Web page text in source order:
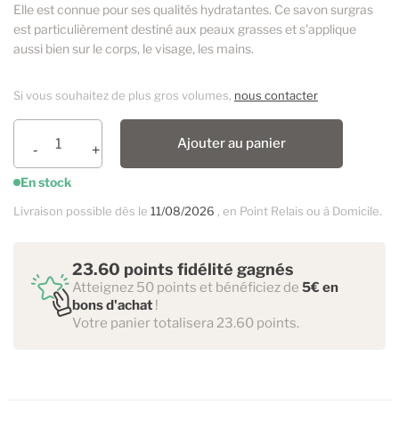
Elle est connue pour ses qualités hydratantes. Ce savon surgras
est particulièrement destiné aux peaux grasses et s'applique
aussi bien sur le corps, le visage, les mains.
Si vous souhaitez de plus gros volumes, nous contacter
Ajouter au panier
En stock
Livraison possible dès le 11/08/2026 , en Point Relais ou à Domicile.
23.60 points fidélité gagnés
Atteignez 50 points et bénéficiez de 5€ en
bons d'achat !
Votre panier totalisera 23.60 points.